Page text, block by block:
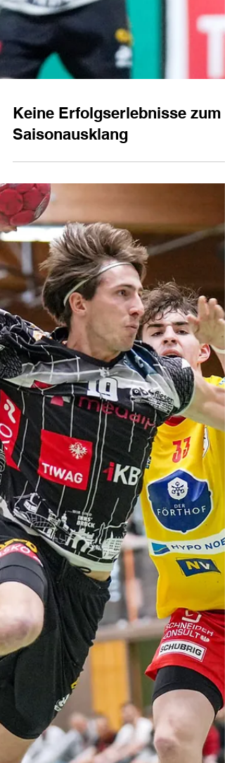
Keine Erfolgserlebnisse zum
Saisonausklang